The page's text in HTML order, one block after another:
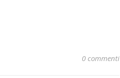
0 commenti